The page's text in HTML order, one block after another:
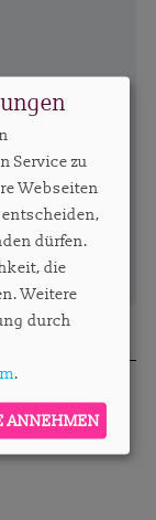
Service zu
Webseiten
dürfen.
die
Weitere
durch
.
ANNEHMEN